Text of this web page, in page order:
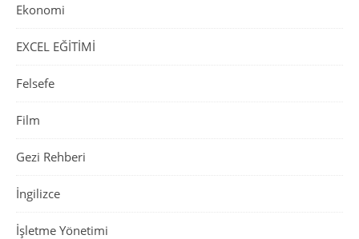
Ekonomi
EXCEL EĞİTİMİ
Felsefe
Film
Gezi Rehberi
İngilizce
İşletme Yönetimi